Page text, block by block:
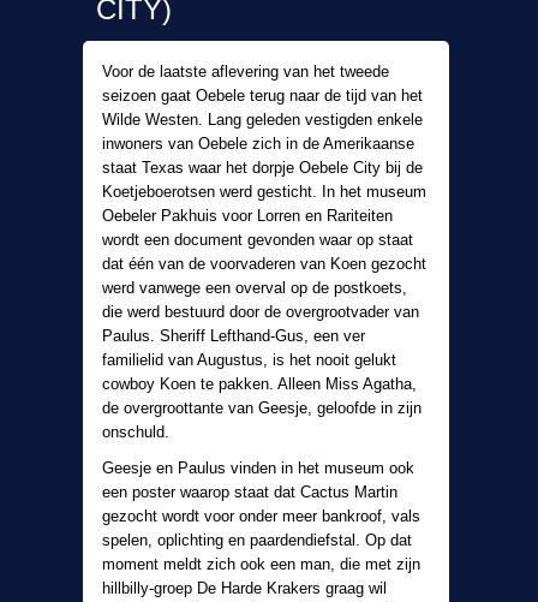
CITY)
Voor de laatste aflevering van het tweede
seizoen gaat Oebele terug naar de tijd van het
Wilde Westen. Lang geleden vestigden enkele
inwoners van Oebele zich in de Amerikaanse
staat Texas waar het dorpje Oebele City bij de
Koetjeboerotsen werd gesticht. In het museum
Oebeler Pakhuis voor Lorren en Rariteiten
wordt een document gevonden waar op staat
dat één van de voorvaderen van Koen gezocht
werd vanwege een overval op de postkoets,
die werd bestuurd door de overgrootvader van
Paulus. Sheriff Lefthand-Gus, een ver
familielid van Augustus, is het nooit gelukt
cowboy Koen te pakken. Alleen Miss Agatha,
de overgroottante van Geesje, geloofde in zijn
onschuld.
Geesje en Paulus vinden in het museum ook
een poster waarop staat dat Cactus Martin
gezocht wordt voor onder meer bankroof, vals
spelen, oplichting en paardendiefstal. Op dat
moment meldt zich ook een man, die met zijn
hillbilly-groep De Harde Krakers graag wil